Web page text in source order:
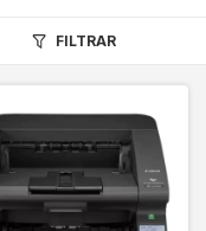
FILTRAR